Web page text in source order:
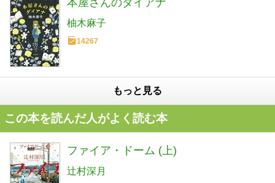
本屋さんのダイアナ
柚木麻子
14267
もっと見る
この本を読んだ人がよく読む本
ファイア・ドーム (上)
辻村深月